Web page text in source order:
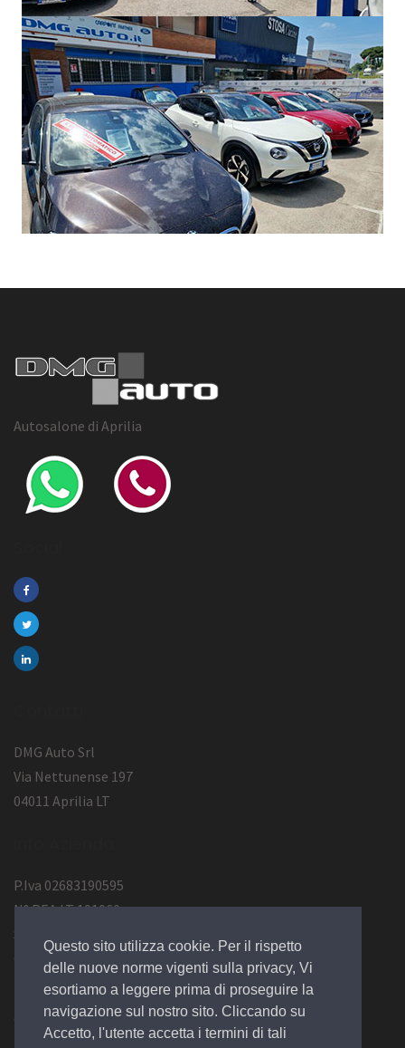
Questo sito utilizza cookie. Per il rispetto
delle nuove norme vigenti sulla privacy, Vi
esortiamo a leggere prima di proseguire la
navigazione sul nostro sito. Cliccando su
Accetto, l'utente accetta i termini di tali
Autosalone di Aprilia
DMG Auto Srl
Via Nettunense 197
04011 Aprilia LT
P.Iva 02683190595
N° REA LT 191060
Socio Unico
Cap.Soc 20.000,00
© 2020 Design by EGSoft